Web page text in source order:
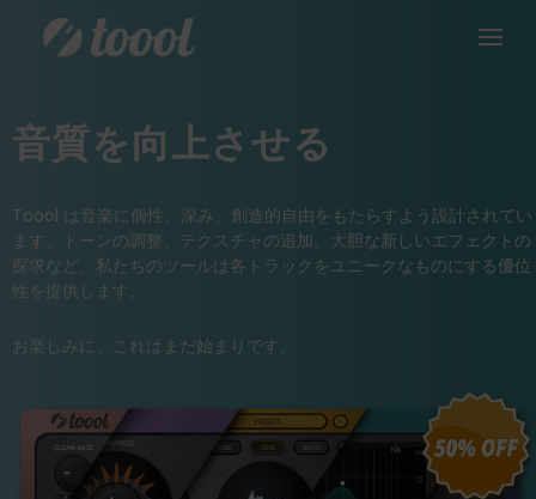
音質を向上させる
Toool は音楽に個性、深み、創造的自由をもたらすよう設計されてい
ます。トーンの調整、テクスチャの追加、大胆な新しいエフェクトの
探求など、私たちのツールは各トラックをユニークなものにする優位
性を提供します。
お楽しみに、これはまだ始まりです。